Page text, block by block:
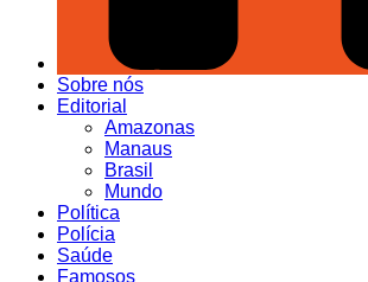
Sobre nós
Editorial
Amazonas
Manaus
Brasil
Mundo
Política
Polícia
Saúde
Famosos